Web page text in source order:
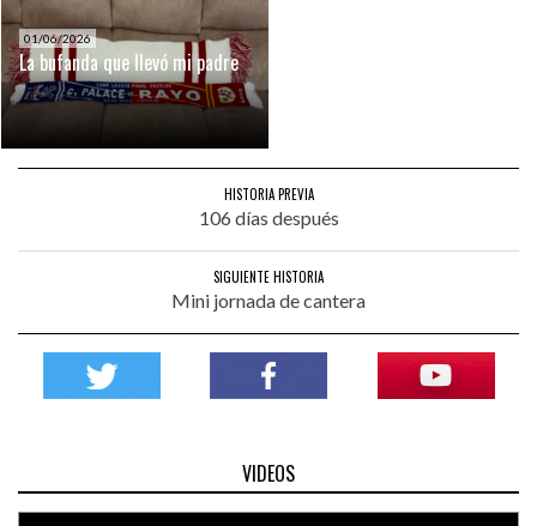
01/06/2026
La bufanda que llevó mi padre
HISTORIA PREVIA
106 días después
SIGUIENTE HISTORIA
Mini jornada de cantera
VIDEOS